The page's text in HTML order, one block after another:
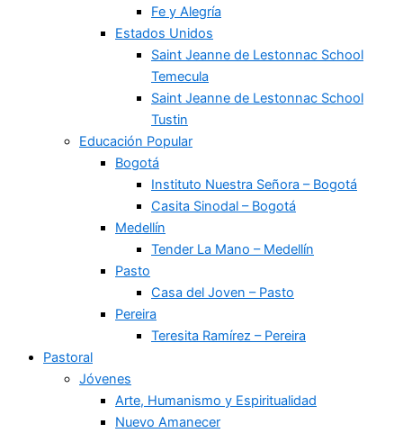
Fe y Alegría
Estados Unidos
Saint Jeanne de Lestonnac School
Temecula
Saint Jeanne de Lestonnac School
Tustin
Educación Popular
Bogotá
Instituto Nuestra Señora – Bogotá
Casita Sinodal – Bogotá
Medellín
Tender La Mano – Medellín
Pasto
Casa del Joven – Pasto
Pereira
Teresita Ramírez – Pereira
Pastoral
Jóvenes
Arte, Humanismo y Espiritualidad
Nuevo Amanecer